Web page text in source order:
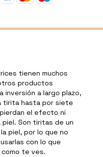
tienen muchos
productos
inversión a largo plazo,
tirita hasta por siete
el efecto ni
piel. Son tiritas de un
piel, por lo que no
con lo que
como te ves.